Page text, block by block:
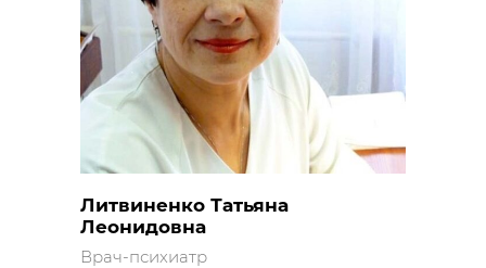
Врач-психиатр
Литвиненко Татьяна
Леонидовна